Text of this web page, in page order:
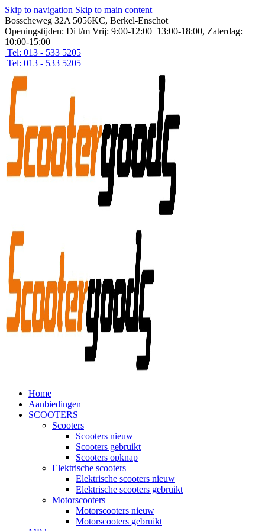
Skip to navigation Skip to main content
Bosscheweg 32A 5056KC, Berkel-Enschot
Openingstijden: Di t/m Vrij: 9:00-12:00 13:00-18:00, Zaterdag:
10:00-15:00
Tel: 013 - 533 5205
Tel: 013 - 533 5205
Home
Aanbiedingen
SCOOTERS
Scooters
Scooters nieuw
Scooters gebruikt
Scooters opknap
Elektrische scooters
Elektrische scooters nieuw
Elektrische scooters gebruikt
Motorscooters
Motorscooters nieuw
Motorscooters gebruikt